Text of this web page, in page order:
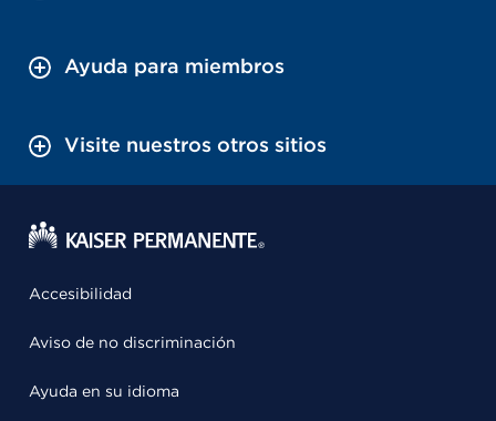
Ayuda para miembros
Visite nuestros otros sitios
Accesibilidad
Aviso de no discriminación
Ayuda en su idioma